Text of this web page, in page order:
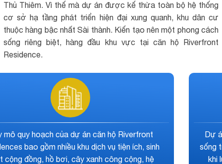
Thủ Thiêm. Vì thế mà dự án được kế thừa toàn bộ hệ thống
cơ sở hạ tầng phát triển hiện đại xung quanh, khu dân cư
thuộc hàng bậc nhất Sài thành. Kiến tạo nên một phong cách
sống riêng biệt, hàng đầu khu vực tại căn hộ Riverfront
Residence.
Mức giá bán của dự án nằm trong khoảng từ 55 triệu
->65 triệu/m2. Đây là mức giá bán được khách hàng
đánh giá cao vì phù hợp với nhu cầu của mọi khách